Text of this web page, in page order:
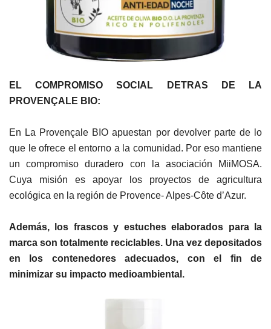
EL COMPROMISO SOCIAL DETRAS DE LA
PROVENÇALE BIO:
En La Provençale BIO apuestan por devolver parte de lo
que le ofrece el entorno a la comunidad. Por eso mantiene
un compromiso duradero con la asociación MiiMOSA.
Cuya misión es apoyar los proyectos de agricultura
ecológica en la región de Provence- Alpes-Côte d’Azur.
Además, los frascos y estuches elaborados para la
marca son totalmente reciclables. Una vez depositados
en los contenedores adecuados, con el fin de
minimizar su impacto medioambiental.